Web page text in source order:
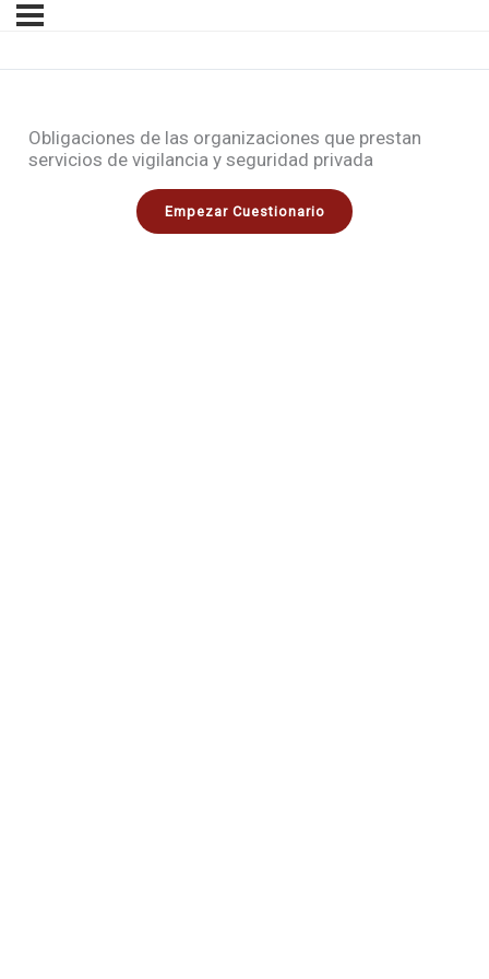
Obligaciones de las organizaciones que prestan
servicios de vigilancia y seguridad privada